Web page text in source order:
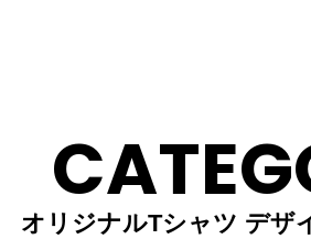
オリジナルTシャツ デザ